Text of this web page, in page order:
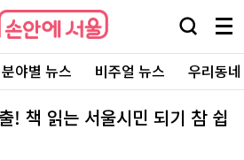
검
창
열
기
메
뉴
전
체
보
기
분야별 뉴스 비주얼 뉴스 우리동
! 책 읽는 서울시민 되기 참 쉽